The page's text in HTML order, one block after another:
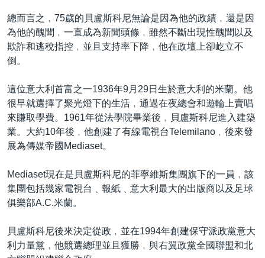
視頻存檔
YOUTUBE頻道
海外港人
港人港心
廣播節目表
關注我們
總而言之﹐75歲的貝盧斯科尼無論是因為他的政績﹐還是因
為他的醜聞﹐一直成為新聞頭條﹐雖然不斷出現性醜聞以及
欺詐和逃稅指控﹐並且支持率下降﹐他在政壇上卻屹立不
倒。
這位意大利首富之一1936年9月29日生於意大利的米蘭。他
很早就選擇了聚光燈下的生活﹐通過在夜總會和遊輪上賣唱
來賺取學費。1961年從法學院畢業後﹐貝盧斯科尼進入建築
業。大約10年後﹐他創建了有線電視台Telemilano﹐後來發
展為傳媒帝國Mediaset。
Mediaset現在是貝盧斯科尼的菲寧維斯集團旗下的一員﹐該
集團包括幾家電視台﹑報紙﹑意大利最大的出版商以及足球
俱樂部A.C.米蘭。
貝盧斯科尼後來決定從政﹐並在1994年創建保守派政黨意大
利力量黨﹐他競選總理並且獲勝﹐與右翼政黨全國聯盟和北